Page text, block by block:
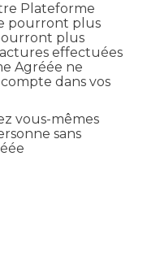
Plateforme
pourront plus
plus
effectuées
Agréée ne
dans vos
vous-mêmes
sans